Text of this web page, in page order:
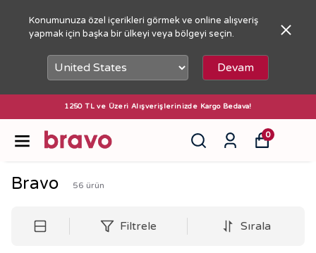
Konumunuza özel içerikleri görmek ve online alışveriş
yapmak için başka bir ülkeyi veya bölgeyi seçin.
Devam
1250 TL ve Üzeri Alışverişlerinizde Kargo Bedava!
0
Bravo 56 ürün
Filtrele Sırala